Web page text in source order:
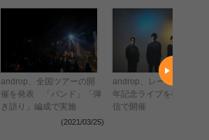
androp、全国ツアーの開
催を発表 「バンド」「弾
き語り」編成で実施
(2021/03/25)
androp、レーベル設立5周
年記念ライブを有観客＆配
信で開催